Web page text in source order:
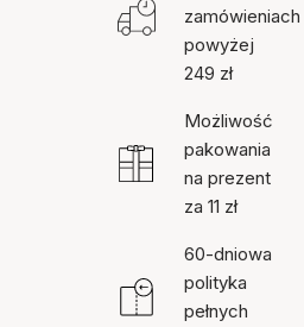
zamówieniach
powyżej
249 zł
Możliwość
pakowania
na prezent
za 11 zł
60-dniowa
polityka
pełnych